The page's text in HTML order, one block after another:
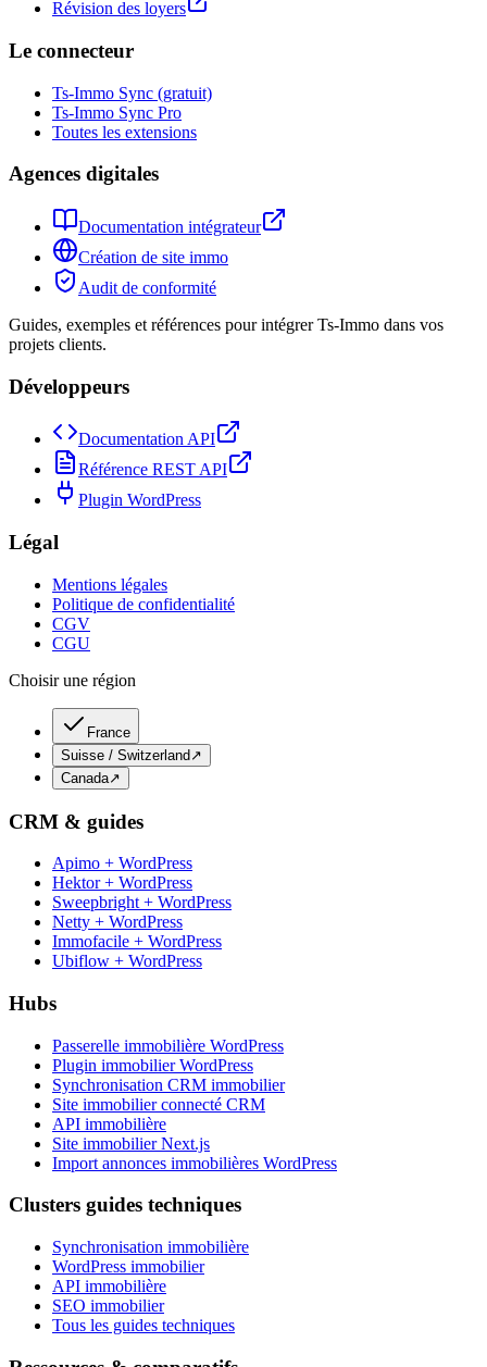
Révision des loyers
Le connecteur
Ts-Immo Sync (gratuit)
Ts-Immo Sync Pro
Toutes les extensions
Agences digitales
Documentation intégrateur
Création de site immo
Audit de conformité
Guides, exemples et références pour intégrer Ts-Immo dans vos
projets clients.
Développeurs
Documentation API
Référence REST API
Plugin WordPress
Légal
Mentions légales
Politique de confidentialité
CGV
CGU
Choisir une région
France
Suisse / Switzerland ↗
Canada↗
CRM & guides
Apimo + WordPress
Hektor + WordPress
Sweepbright + WordPress
Netty + WordPress
Immofacile + WordPress
Ubiflow + WordPress
Hubs
Passerelle immobilière WordPress
Plugin immobilier WordPress
Synchronisation CRM immobilier
Site immobilier connecté CRM
API immobilière
Site immobilier Next.js
Import annonces immobilières WordPress
Clusters guides techniques
Synchronisation immobilière
WordPress immobilier
API immobilière
SEO immobilier
Tous les guides techniques